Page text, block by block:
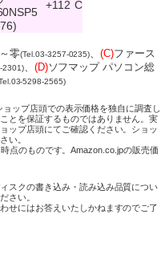
+112 C
零(Tel.03-3257-0235)、(C)ファース
2301)、 (D)ソフマップ パソコン総
5298-2565)
ップ店頭での表示価格を独自に調査し
とを保証するものではありません。実
ップ店頭にてご確認ください。ショッ
い。
点のものです。Amazon.co.jpの販売価
スクの書き込み・読み込み品質につい
さい。
せにはお答えいたしかねますのでご了